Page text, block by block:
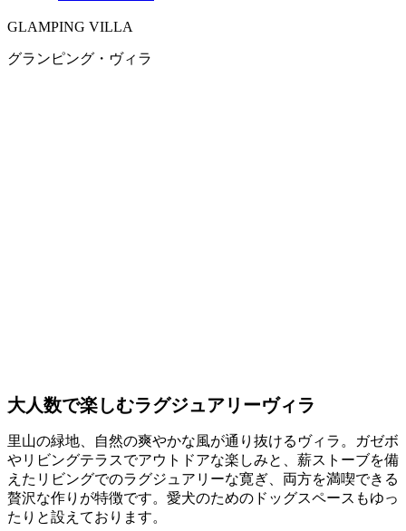
GLAMPING VILLA
グランピング・ヴィラ
大人数で楽しむラグジュアリーヴィラ
里山の緑地、自然の爽やかな風が通り抜けるヴィラ。ガゼボ
やリビングテラスでアウトドアな楽しみと、薪ストーブを備
えたリビングでのラグジュアリーな寛ぎ、両方を満喫できる
贅沢な作りが特徴です。愛犬のためのドッグスペースもゆっ
たりと設えております。